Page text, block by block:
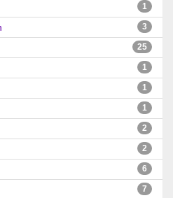
1
3
25
1
1
1
2
2
6
7